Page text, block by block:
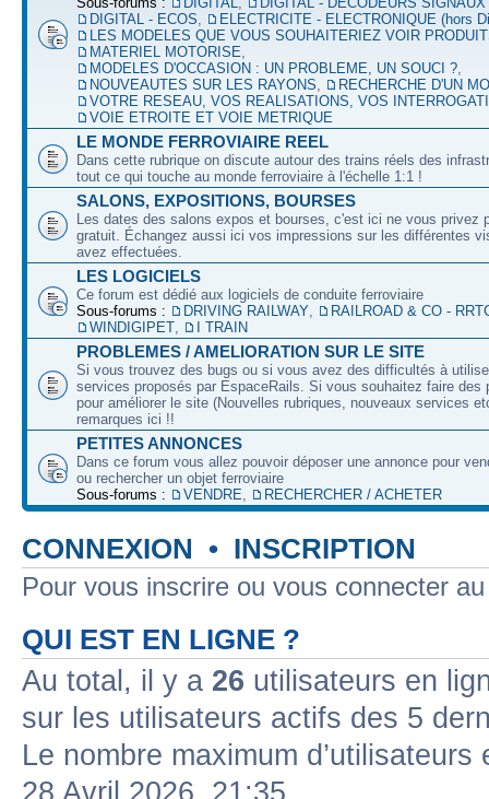
DIGITAL - ECOS,
ELECTRICITE - ELECTRONIQUE (hors
LES MODELES QUE VOUS SOUHAITERIEZ VOIR
MATERIEL MOTORISE,
MODELES D'OCCASION : UN PROBLEME, UN SOUCI ?,
NOUVEAUTES SUR LES RAYONS,
RECHERCHE D'UN
VOTRE RESEAU, VOS REALISATIONS, VOS
VOIE ETROITE ET VOIE METRIQUE
LE MONDE FERROVIAIRE REEL
Dans cette rubrique on discute autour des trains réels des
tout ce qui touche au monde ferroviaire à l'échelle 1:1 !
SALONS, EXPOSITIONS, BOURSES
Les dates des salons expos et bourses, c'est ici ne vous privez
gratuit. Échangez aussi ici vos impressions sur les différentes
avez effectuées.
LES LOGICIELS
Ce forum est dédié aux logiciels de conduite ferroviaire
Sous-forums :
DRIVING RAILWAY,
RAILROAD & CO -
WINDIGIPET, I TRAIN
PROBLEMES / AMELIORATION SUR LE SITE
Si vous trouvez des bugs ou si vous avez des difficultés à
services proposés par EspaceRails. Si vous souhaitez faire des
pour améliorer le site (Nouvelles rubriques, nouveaux services
remarques ici !!
PETITES ANNONCES
Dans ce forum vous allez pouvoir déposer une annonce pour
ou rechercher un objet ferroviaire
Sous-forums :
VENDRE, RECHERCHER / ACHETER
CONNEXION • INSCRIPTION
Pour vous inscrire ou vous connecter
QUI EST EN LIGNE ?
Au total, il y a 26 utilisateurs en
sur les utilisateurs actifs des 5
Le nombre maximum
28 Avril 2026, 21:35